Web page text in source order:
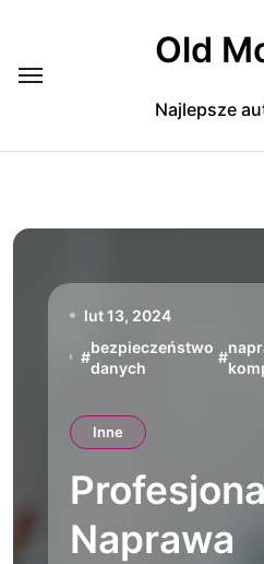
Old
Najlepsze
lut 13, 2024
#
bezpieczeństwo
danych
#
Inne
Naprawa